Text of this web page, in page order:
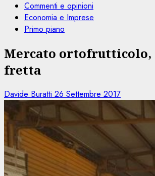
Commenti e opinioni
Economia e Imprese
Primo piano
Mercato ortofrutticolo,
fretta
Davide Buratti 26 Settembre 2017